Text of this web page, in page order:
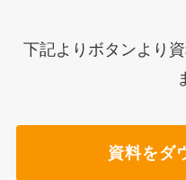
下記よりボタンより
資料をダ